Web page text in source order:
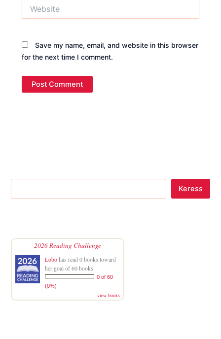
Save my name, email, and website in this browser
for the next time I comment.
Keress
2026 Reading Challenge
Lobohas read 0 books toward
her goal of 60 books.
0 of 60
(0%)
view books